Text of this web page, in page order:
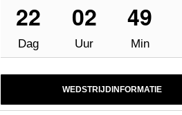
22
Dag
02
Uur
49
Min
WEDSTRIJDINFORMATIE